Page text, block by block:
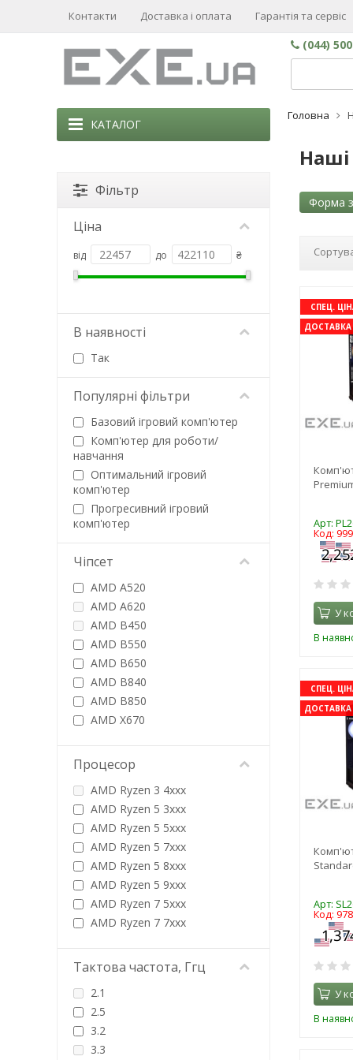
Контакти Доставка і оплата Гарантія та сервіс
(044)
КАТАЛОГ
Головна
Наші
Форма
СПЕЦ.
ДОСТАВКА
Арт:
Код:
У
В
СПЕЦ.
ДОСТАВКА
Арт:
Код:
У
В
Фільтр
Ціна
від до ₴
В наявності
Так
Популярні фільтри
Базовий ігровий комп'ютер
Комп'ютер для роботи/
навчання
Оптимальний ігровий
комп'ютер
Прогресивний ігровий
комп'ютер
Чіпсет
AMD A520
AMD A620
AMD B450
AMD B550
AMD B650
AMD B840
AMD B850
AMD X670
Intel B760
Intel B860
Intel H370
Intel H410
Intel H470
Intel H510
Intel H610
Intel H670
Intel Z790
Intel Z890
Процесор
AMD Ryzen 3 4xxx
AMD Ryzen 5 3xxx
AMD Ryzen 5 5xxx
AMD Ryzen 5 7xxx
AMD Ryzen 5 8xxx
AMD Ryzen 5 9xxx
AMD Ryzen 7 5xxx
AMD Ryzen 7 7xxx
AMD Ryzen 7 9xxx
AMD Ryzen 9 7xxx
AMD Ryzen 9 9xxx
Intel Core i3-10xxx
Intel Core i3-12xxx
Тактова частота, Ггц
2.1
2.5
3.2
3.3